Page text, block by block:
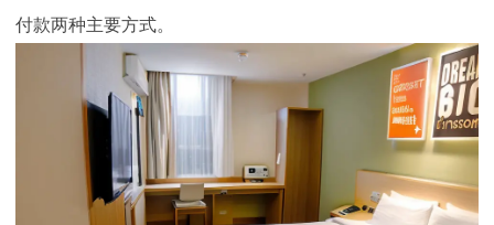
付款两种主要方式。